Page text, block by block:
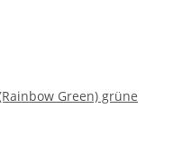
Green) grüne